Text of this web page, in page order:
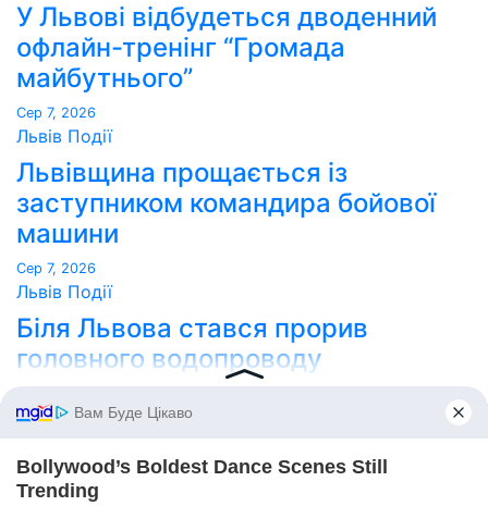
У Львові відбудеться дводенний
офлайн-тренінг “Громада
майбутнього”
Сер 7, 2026
Львів Події
Львівщина прощається із
заступником командира бойової
машини
Сер 7, 2026
Львів Події
Біля Львова стався прорив
головного водопроводу
Point Lviv